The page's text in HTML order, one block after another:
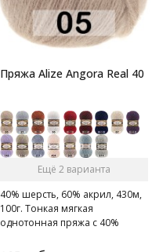
Пряжа Alize Angora Real 40
Ещё 2 варианта
40% шерсть, 60% акрил, 430м,
100г. Тонкая мягкая
однотонная пряжа с 40%